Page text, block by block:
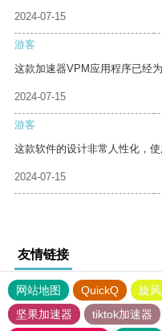
2024-07-15
游客
这款加速器VPM应用程序已经
2024-07-15
游客
这款软件的设计非常人性化，使
2024-07-15
友情链接
网站地图 QuickQ 旋
坚果加速器
tiktok加速器